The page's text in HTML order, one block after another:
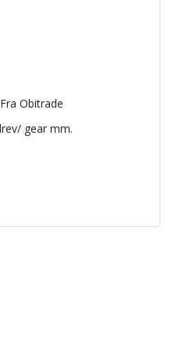
Obitrade
gear mm.